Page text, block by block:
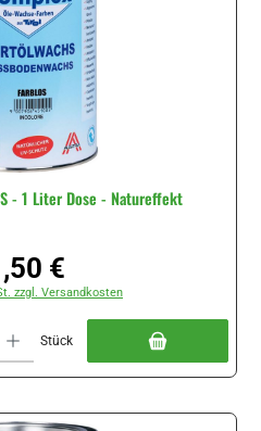
- 1 Liter Dose - Natureffekt
Preis:
€
zzgl. Versandkosten
Stück